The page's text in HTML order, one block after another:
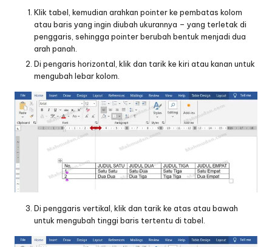
Klik tabel, kemudian arahkan pointer ke pembatas kolom
atau baris yang ingin diubah ukurannya – yang terletak di
penggaris, sehingga pointer berubah bentuk menjadi dua
arah panah.
Di pengaris horizontal, klik dan tarik ke kiri atau kanan untuk
mengubah lebar kolom.
Di penggaris vertikal, klik dan tarik ke atas atau bawah
untuk mengubah tinggi baris tertentu di tabel.